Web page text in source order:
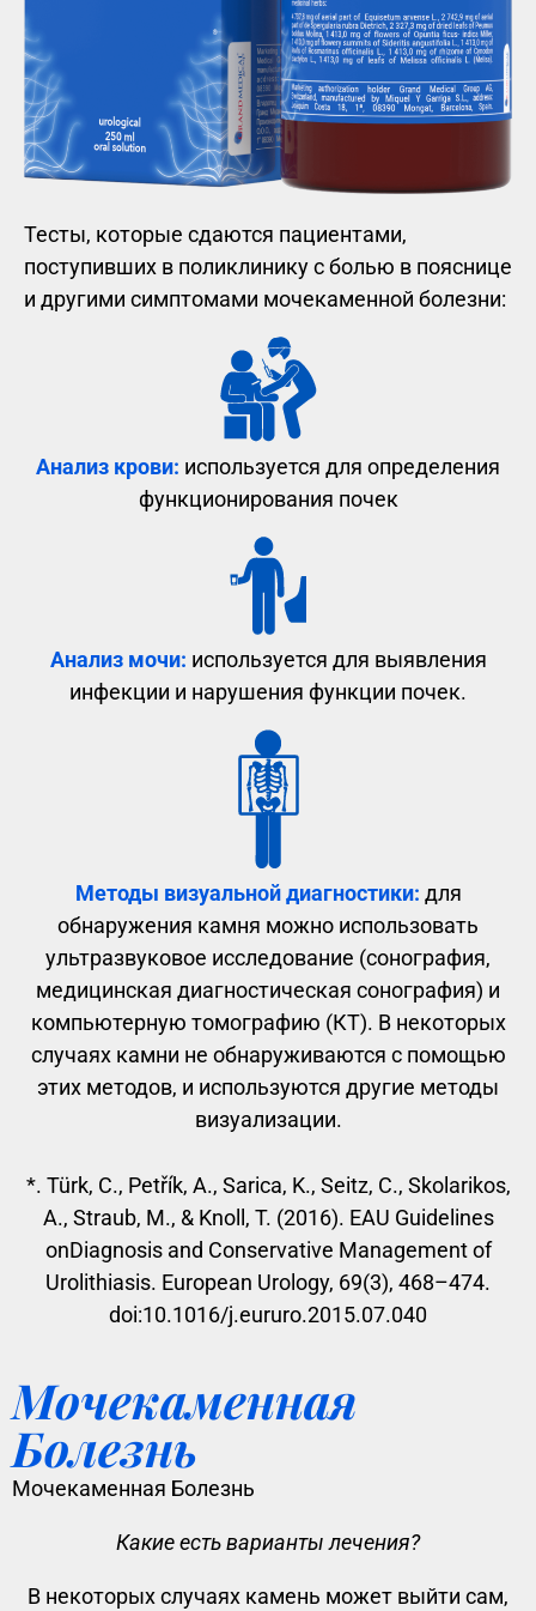
Тесты, которые сдаются пациентами,
поступивших в поликлинику с болью в пояснице
и другими симптомами мочекаменной болезни:
Анализ крови: используется для определения
функционирования почек
Анализ мочи: используется для выявления
инфекции и нарушения функции почек.
Методы визуальной диагностики: для
обнаружения камня можно использовать
ультразвуковое исследование (сонография,
медицинская диагностическая сонография) и
компьютерную томографию (КТ). В некоторых
случаях камни не обнаруживаются с помощью
этих методов, и используются другие методы
визуализации.
*. Türk, C., Petřík, A., Sarica, K., Seitz, C., Skolarikos,
A., Straub, M., & Knoll, T. (2016). EAU Guidelines
onDiagnosis and Conservative Management of
Urolithiasis. European Urology, 69(3), 468–474.
doi:10.1016/j.eururo.2015.07.040
Мочекаменная
Болезнь
Мочекаменная Болезнь
Какие есть варианты лечения?
В некоторых случаях камень может выйти сам,